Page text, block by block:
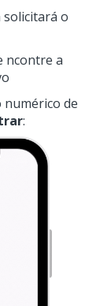
solicitará o
ncontre a
de
: